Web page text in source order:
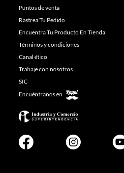
Puntos de venta
Rastrea Tu Pedido
Encuentra Tu Producto En Tienda
Términos y condiciones
Canal ético
Trabaje con nosotros
SIC
Encuéntranos en